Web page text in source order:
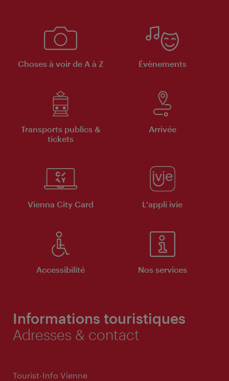
Choses à voir de A à Z Évènements
Transports publics &
tickets
Arrivée
Vienna City Card L'appli ivie
Accessibilité Nos services
Informations touristiques
Adresses & contact
Tourist-Info Vienne